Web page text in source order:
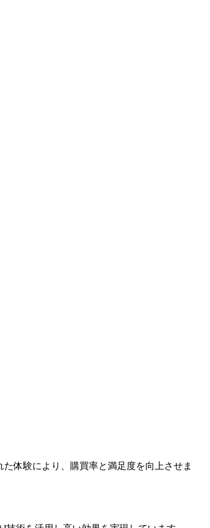
体験により、購買率と満足度を向上させま